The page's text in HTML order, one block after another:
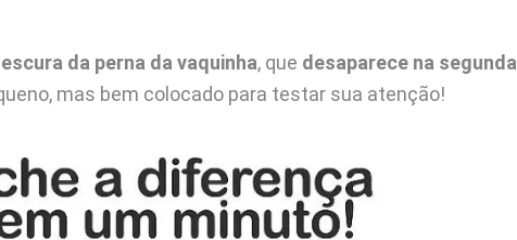
da perna da vaquinha, que desaparece na segunda
mas bem colocado para testar sua atenção!